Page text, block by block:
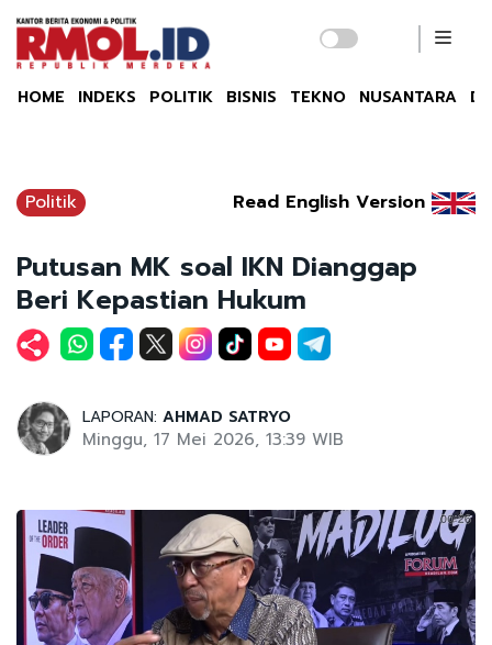
HOME INDEKS POLITIK BISNIS TEKNO NUSANTARA
Politik Read English Version
Putusan MK soal IKN Dianggap
Beri Kepastian Hukum
LAPORAN: AHMAD SATRYO
Minggu, 17 Mei 2026, 13:39 WIB